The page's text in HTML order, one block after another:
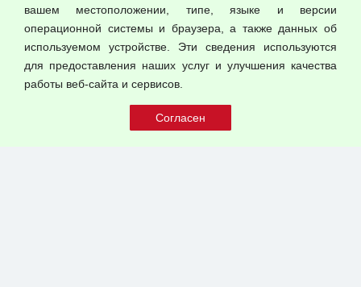
© 2026 ООО "Феникс"
Публичная оферта
вашем местоположении, типе, языке и версии
операционной системы и браузера, а также данных об
используемом устройстве. Эти сведения используются
для предоставления наших услуг и улучшения качества
работы веб-сайта и сервисов.